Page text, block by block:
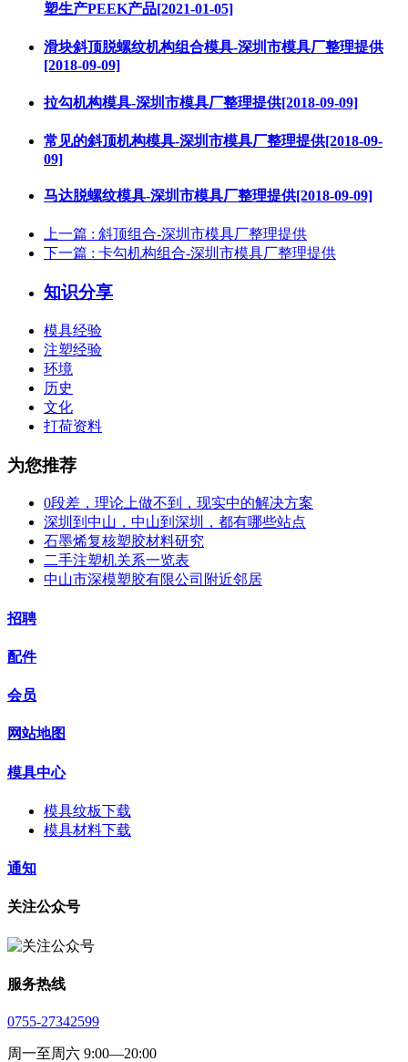
塑生产PEEK产品[2021-01-05]
滑块斜顶脱螺纹机构组合模具-深圳市模具厂整理提供
[2018-09-09]
拉勾机构模具-深圳市模具厂整理提供[2018-09-09]
常见的斜顶机构模具-深圳市模具厂整理提供[2018-09-
09]
马达脱螺纹模具-深圳市模具厂整理提供[2018-09-09]
上一篇 : 斜顶组合-深圳市模具厂整理提供
下一篇 : 卡勾机构组合-深圳市模具厂整理提供
知识分享
模具经验
注塑经验
环境
历史
文化
打荷资料
为您推荐
0段差，理论上做不到，现实中的解决方案
深圳到中山，中山到深圳，都有哪些站点
石墨烯复核塑胶材料研究
二手注塑机关系一览表
中山市深模塑胶有限公司附近邻居
招聘
配件
会员
网站地图
模具中心
模具纹板下载
模具材料下载
通知
关注公众号
服务热线
0755-27342599
周一至周六 9:00—20:00